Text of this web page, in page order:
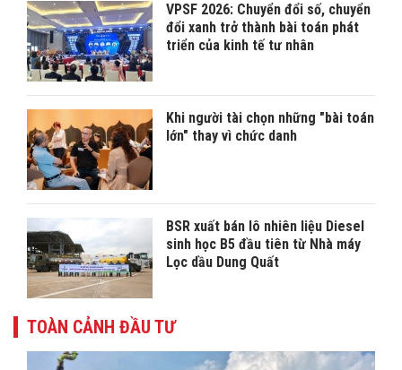
VPSF 2026: Chuyển đổi số, chuyển
đổi xanh trở thành bài toán phát
triển của kinh tế tư nhân
Khi người tài chọn những "bài toán
lớn" thay vì chức danh
BSR xuất bán lô nhiên liệu Diesel
sinh học B5 đầu tiên từ Nhà máy
Lọc dầu Dung Quất
TOÀN CẢNH ĐẦU TƯ